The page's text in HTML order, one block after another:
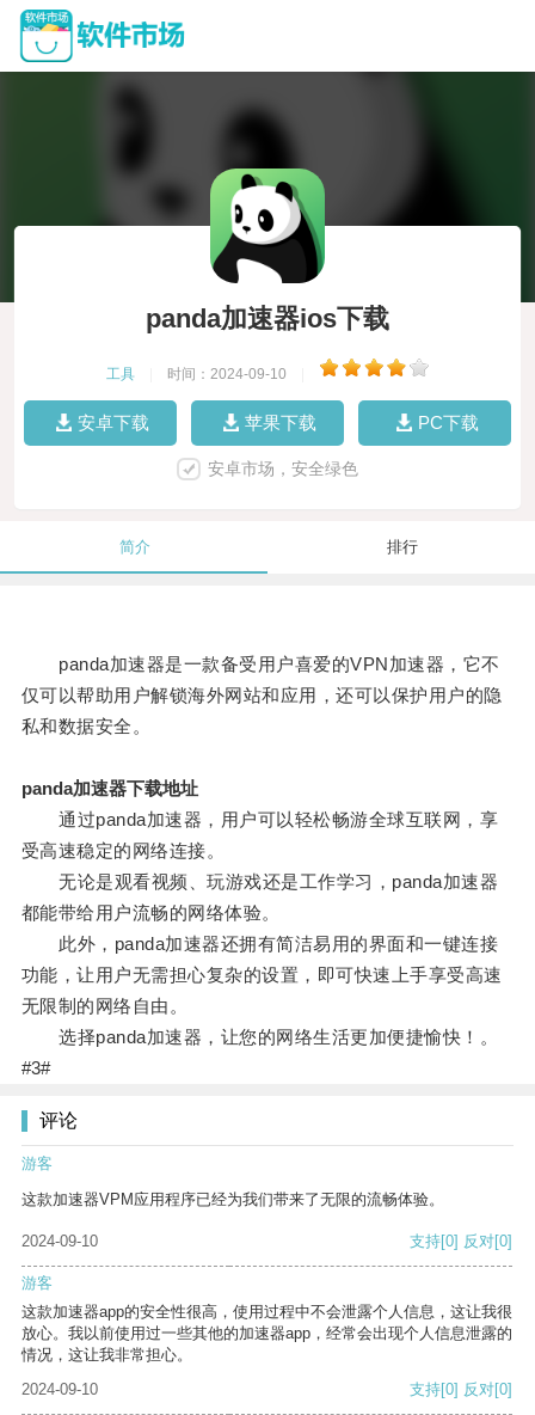
panda加速器ios下载
工具 时间：2024-09-10
安卓下载 苹果下载 PC下载
安卓市场，安全绿色
简介 排行
panda加速器是一款备受用户喜爱的VPN加速器，它不
仅可以帮助用户解锁海外网站和应用，还可以保护用户的隐
私和数据安全。
panda加速器下载地址
通过panda加速器，用户可以轻松畅游全球互联网，享
受高速稳定的网络连接。
无论是观看视频、玩游戏还是工作学习，panda加速器
都能带给用户流畅的网络体验。
此外，panda加速器还拥有简洁易用的界面和一键连接
功能，让用户无需担心复杂的设置，即可快速上手享受高速
无限制的网络自由。
选择panda加速器，让您的网络生活更加便捷愉快！。
#3#
评论
游客
这款加速器VPM应用程序已经为我们带来了无限的流畅体验。
2024-09-10 支持[0] 反对[0]
游客
这款加速器app的安全性很高，使用过程中不会泄露个人信息，这让我很
放心。我以前使用过一些其他的加速器app，经常会出现个人信息泄露的
情况，这让我非常担心。
2024-09-10
支持[0] 反对[0]